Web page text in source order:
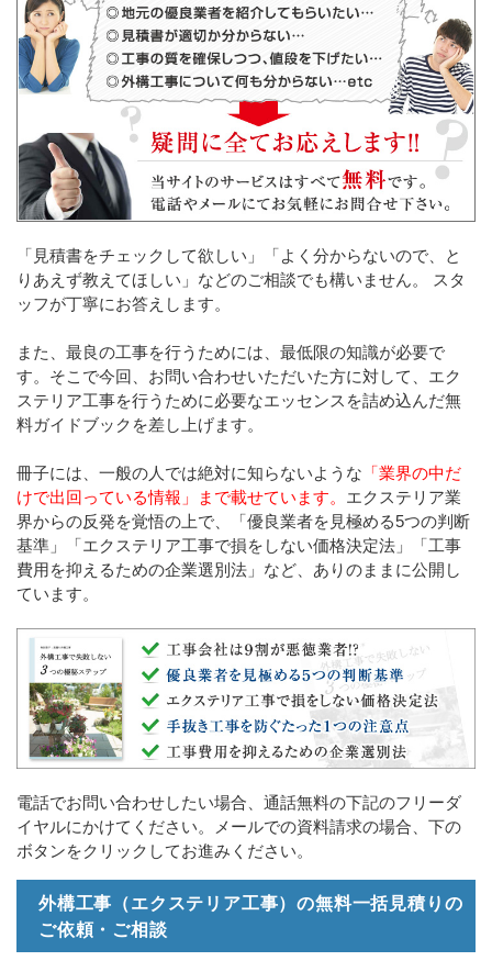
「見積書をチェックして欲しい」「よく分からないので、と
りあえず教えてほしい」などのご相談でも構いません。 スタ
ッフが丁寧にお答えします。
また、最良の工事を行うためには、最低限の知識が必要で
す。そこで今回、お問い合わせいただいた方に対して、エク
ステリア工事を行うために必要なエッセンスを詰め込んだ無
料ガイドブックを差し上げます。
冊子には、一般の人では絶対に知らないような 「業界の中だ
けで出回っている情報」まで載せています。 エクステリア業
界からの反発を覚悟の上で、「優良業者を見極める5つの判断
基準」「エクステリア工事で損をしない価格決定法」「工事
費用を抑えるための企業選別法」など、ありのままに公開し
ています。
電話でお問い合わせしたい場合、通話無料の下記のフリーダ
イヤルにかけてください。メールでの資料請求の場合、下の
ボタンをクリックしてお進みください。
外構工事（エクステリア工事）の無料一括見積りの
ご依頼・ご相談